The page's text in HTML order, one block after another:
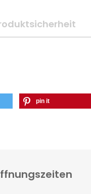
pin it